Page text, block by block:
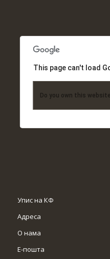
This page can't load
Do you own this
Упис на КФ
Адреса
О нама
Е-пошта